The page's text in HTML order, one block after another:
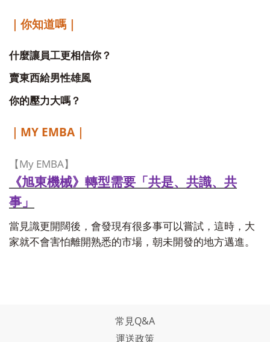
｜你知道嗎｜
什麼讓員工更相信你？
賣東西給男性雄風
你的壓力大嗎？
MY EMBA
【 My EMBA】
《旭東機械》轉型需要「共是、共識、共
事」
當見識更開闊後，會發現有很多事可以嘗試，這時，大
家就不會害怕離開熟悉的市場，朝未開發的地方邁進。
常見Q&A
運送政策